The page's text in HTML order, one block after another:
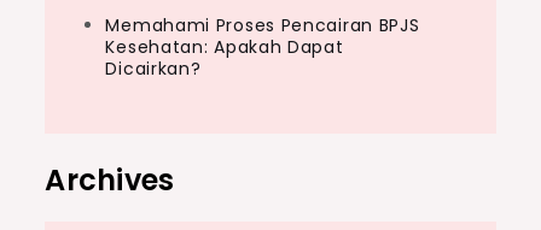
Memahami Proses Pencairan BPJS
Kesehatan: Apakah Dapat
Dicairkan?
Archives